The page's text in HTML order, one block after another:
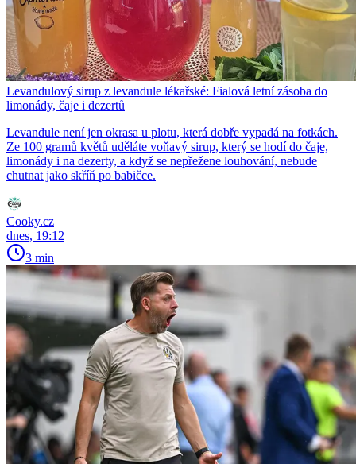
Levandulový sirup z levandule lékařské: Fialová letní zásoba do
limonády, čaje i dezertů
Levandule není jen okrasa u plotu, která dobře vypadá na fotkách.
Ze 100 gramů květů uděláte voňavý sirup, který se hodí do čaje,
limonády i na dezerty, a když se nepřežene louhování, nebude
chutnat jako skříň po babičce.
Cooky.cz
dnes, 19:12
3 min